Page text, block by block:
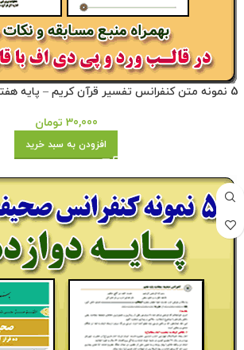
5 نمونه متن کنفرانس تفسیر قرآن کریم – پایه هفتم ( مرحله شهرستانی )
30,000 تومان
افزودن به سبد خرید